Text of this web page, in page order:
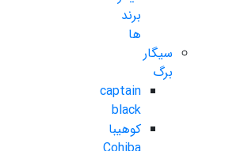
برند
ها
سیگار
برگ
captain
black
کوهیبا